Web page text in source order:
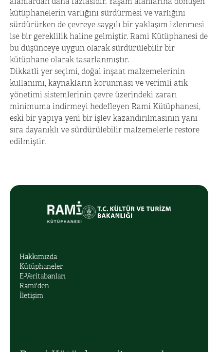
alanlardan daha fazlasıdır. Yaşam alanlarına dönüşen
kütüphanelerin varlığını sürdürmesi ve varlığını
sürdürürken de çevreye saygılı bir yaklaşım izlenmesi
ise bir gereklilik haline gelmiştir. Rami Kütüphanesi de
bu düşünceye uygun olarak sürdürülebilir bir
kütüphane olarak tasarlanmıştır.
Dikkatli yer seçimi, doğal inşaat malzemelerinin
kullanımı, kaynakların korunması ve verimli atık
yönetimi sistemlerinin çevre üzerindeki zararı
minimuma indirmeyi hedefleyen Rami Kütüphanesi,
eski bir yapıya yeni bir işlev kazandırılmasının yanı
sıra dayanıklı ve sürdürülebilir malzemelerle restore
edilmiştir.
Hakkımızda
Kütüphaneler
E-Veritabanları
Rami'den
İletişim